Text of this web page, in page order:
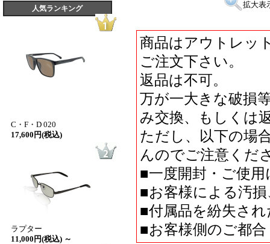
人気ランキング
C・F・D 020
17,600円(税込)
ラプター
11,000円(税込) ～
拡大表
商品はアウトレッ
ご注文下さい。
返品は不可。
万が一大きな破損
み交換、もしくは
ただし、以下の場
んのでご注意くだ
■一度開封・ご使
■お客様による汚
■付属品を紛失され
■お客様側のご都